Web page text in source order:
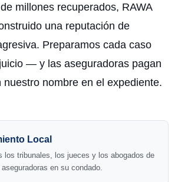
millones recuperados, RAWA
una reputación de
Preparamos cada caso
— y las aseguradoras pagan
nuestro nombre en el expediente.
Local
los tribunales, los jueces y los abogados de
en su condado.